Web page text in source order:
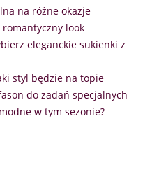
na różne okazje
look
eleganckie sukienki z
styl będzie na topie
do zadań specjalnych
w tym sezonie?